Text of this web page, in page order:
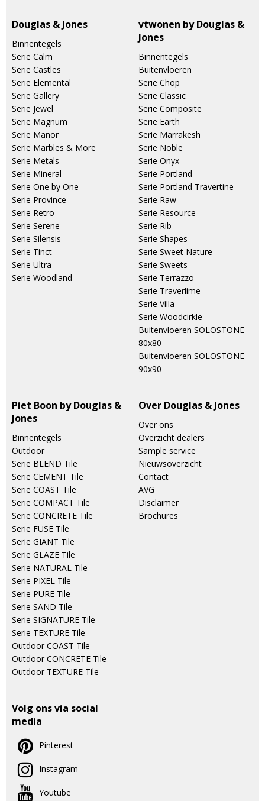
Douglas & Jones
Binnentegels
Serie Calm
Serie Castles
Serie Elemental
Serie Gallery
Serie Jewel
Serie Magnum
Serie Manor
Serie Marbles & More
Serie Metals
Serie Mineral
Serie One by One
Serie Province
Serie Retro
Serie Serene
Serie Silensis
Serie Tinct
Serie Ultra
Serie Woodland
vtwonen by Douglas &
Jones
Binnentegels
Buitenvloeren
Serie Chop
Serie Classic
Serie Composite
Serie Earth
Serie Marrakesh
Serie Noble
Serie Onyx
Serie Portland
Serie Portland Travertine
Serie Raw
Serie Resource
Serie Rib
Serie Shapes
Serie Sweet Nature
Serie Sweets
Serie Terrazzo
Serie Traverlime
Serie Villa
Serie Woodcirkle
Buitenvloeren SOLOSTONE
80x80
Buitenvloeren SOLOSTONE
90x90
Piet Boon by Douglas &
Jones
Binnentegels
Outdoor
Serie BLEND Tile
Serie CEMENT Tile
Serie COAST Tile
Serie COMPACT Tile
Serie CONCRETE Tile
Serie FUSE Tile
Serie GIANT Tile
Serie GLAZE Tile
Serie NATURAL Tile
Serie PIXEL Tile
Serie PURE Tile
Serie SAND Tile
Serie SIGNATURE Tile
Serie TEXTURE Tile
Outdoor COAST Tile
Outdoor CONCRETE Tile
Outdoor TEXTURE Tile
Over Douglas & Jones
Over ons
Overzicht dealers
Sample service
Nieuwsoverzicht
Contact
AVG
Disclaimer
Brochures
Volg ons via social
media
Pinterest
Instagram
Youtube